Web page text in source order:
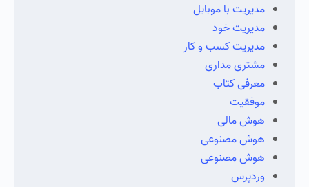
مدیریت با موبایل
مدیریت خود
مدیریت کسب و کار
مشتری مداری
معرفی کتاب
موفقیت
هوش مالی
هوش مصنوعی
هوش مصنوعی
وردپرس